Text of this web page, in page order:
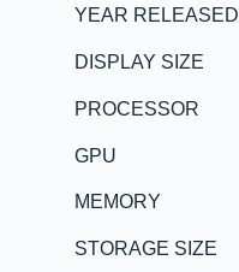
YEAR RELEASED
DISPLAY SIZE
PROCESSOR
GPU
MEMORY
STORAGE SIZE